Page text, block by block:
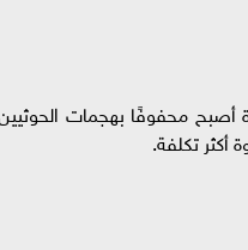
أصبح محفوفًا بهجمات
أكثر تكلفة.